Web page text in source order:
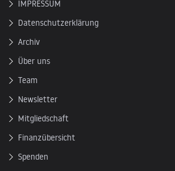
IMPRESSUM
Datenschutzerklärung
Archiv
Über uns
Team
Newsletter
Mitgliedschaft
Finanzübersicht
Spenden